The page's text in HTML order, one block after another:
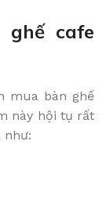
ghế cafe
mua bàn ghế
này hội tụ rất
như: